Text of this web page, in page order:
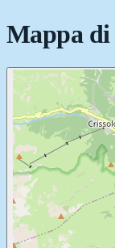
Mappa di